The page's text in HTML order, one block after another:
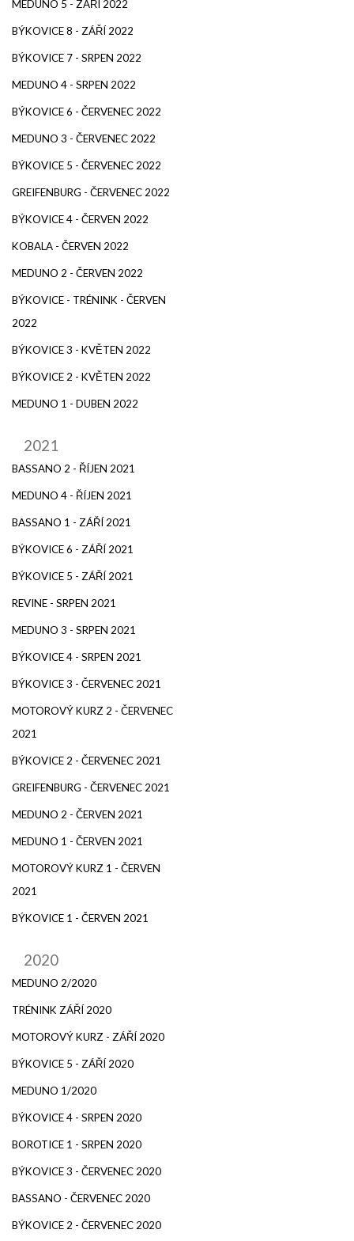
MEDUNO 5 - ZÁŘÍ 2022
BÝKOVICE 8 - ZÁŘÍ 2022
BÝKOVICE 7 - SRPEN 2022
MEDUNO 4 - SRPEN 2022
BÝKOVICE 6 - ČERVENEC 2022
MEDUNO 3 - ČERVENEC 2022
BÝKOVICE 5 - ČERVENEC 2022
GREIFENBURG - ČERVENEC 2022
BÝKOVICE 4 - ČERVEN 2022
KOBALA - ČERVEN 2022
MEDUNO 2 - ČERVEN 2022
BÝKOVICE - TRÉNINK - ČERVEN
2022
BÝKOVICE 3 - KVĚTEN 2022
BÝKOVICE 2 - KVĚTEN 2022
MEDUNO 1 - DUBEN 2022
2021
BASSANO 2 - ŘÍJEN 2021
MEDUNO 4 - ŘÍJEN 2021
BASSANO 1 - ZÁŘÍ 2021
BÝKOVICE 6 - ZÁŘÍ 2021
BÝKOVICE 5 - ZÁŘÍ 2021
REVINE - SRPEN 2021
MEDUNO 3 - SRPEN 2021
BÝKOVICE 4 - SRPEN 2021
BÝKOVICE 3 - ČERVENEC 2021
MOTOROVÝ KURZ 2 - ČERVENEC
2021
BÝKOVICE 2 - ČERVENEC 2021
GREIFENBURG - ČERVENEC 2021
MEDUNO 2 - ČERVEN 2021
MEDUNO 1 - ČERVEN 2021
MOTOROVÝ KURZ 1 - ČERVEN
2021
BÝKOVICE 1 - ČERVEN 2021
2020
MEDUNO 2/2020
TRÉNINK ZÁŘÍ 2020
MOTOROVÝ KURZ - ZÁŘÍ 2020
BÝKOVICE 5 - ZÁŘÍ 2020
MEDUNO 1/2020
BÝKOVICE 4 - SRPEN 2020
BOROTICE 1 - SRPEN 2020
BÝKOVICE 3 - ČERVENEC 2020
BASSANO - ČERVENEC 2020
BÝKOVICE 2 - ČERVENEC 2020